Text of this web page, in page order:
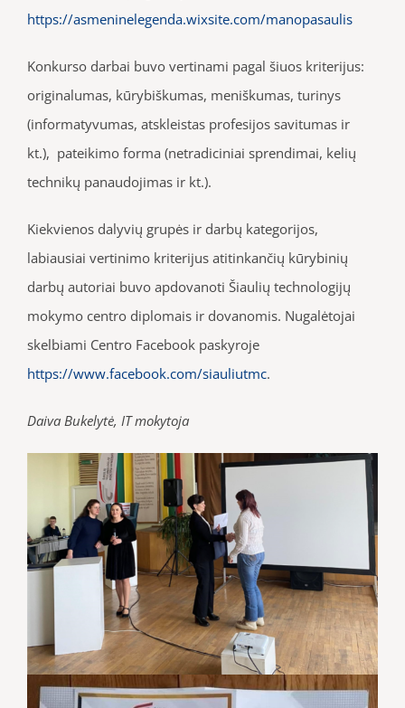
https://asmeninelegenda.wixsite.com/manopasaulis
Konkurso darbai buvo vertinami pagal šiuos kriterijus:
originalumas, kūrybiškumas, meniškumas, turinys
(informatyvumas, atskleistas profesijos savitumas ir
kt.), pateikimo forma (netradiciniai sprendimai, kelių
technikų panaudojimas ir kt.).
Kiekvienos dalyvių grupės ir darbų kategorijos,
labiausiai vertinimo kriterijus atitinkančių kūrybinių
darbų autoriai buvo apdovanoti Šiaulių technologijų
mokymo centro diplomais ir dovanomis. Nugalėtojai
skelbiami Centro Facebook paskyroje
https://www.facebook.com/siauliutmc.
Daiva Bukelytė, IT mokytoja